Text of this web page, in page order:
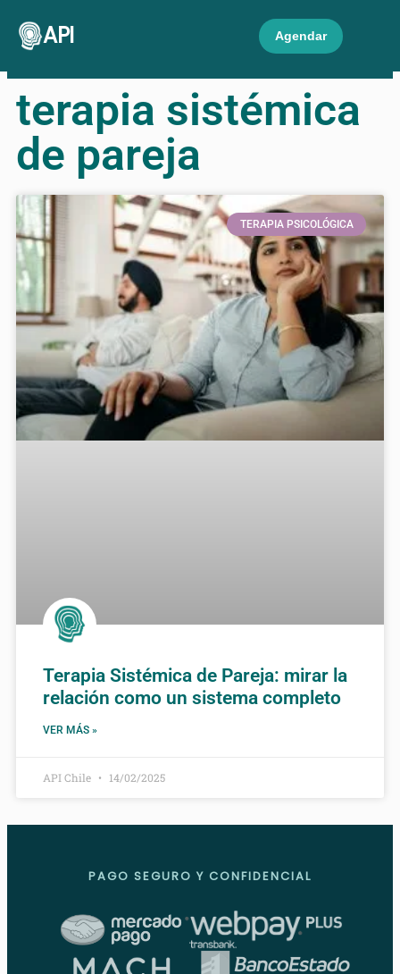
API Agendar
terapia sistémica
de pareja
TERAPIA PSICOLÓGICA
Terapia Sistémica de Pareja: mirar la
relación como un sistema completo
VER MÁS »
API Chile 14/02/2025
PAGO SEGURO Y CONFIDENCIAL